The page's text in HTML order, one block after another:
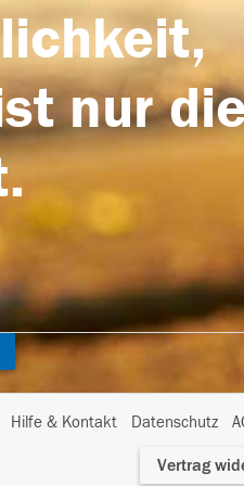
nur
Hilfe & Kontakt Datenschutz
Vertrag